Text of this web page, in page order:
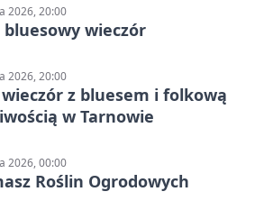
2026, 20:00
bluesowy wieczór
2026, 20:00
z bluesem i folkową
w Tarnowie
2026, 00:00
Roślin Ogrodowych